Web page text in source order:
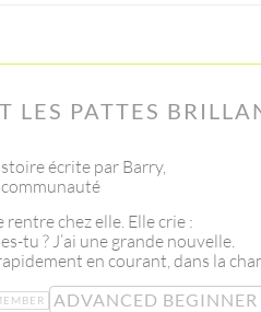
LES PATTES
écrite par Barry,
chez elle. Elle crie :
tu ? J’ai une grande nouvelle.
en courant, dans la
ADVANCED BEGINNER